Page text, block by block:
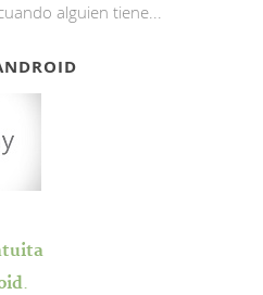
alguien tiene...
.